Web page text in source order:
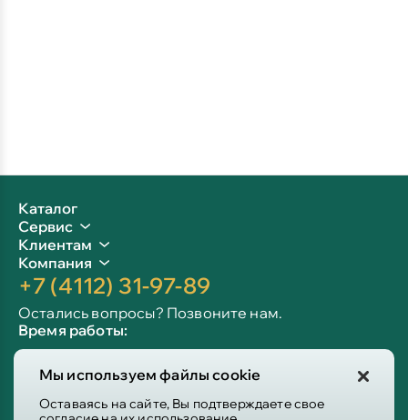
Мы используем файлы cookie
Оставаясь на сайте, Вы подтверждаете свое
Каталог
Сервис
Клиентам
Компания
+7 (4112) 31-97-89
Остались вопросы? Позвоните нам.
Время работы:
Сб-вс: 10:00 - 19:00
Info@victoria-mebel.ru